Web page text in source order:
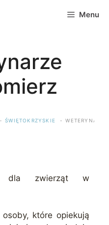
Menu
ŚWIĘTOKRZYSKIE
dla zwierząt w
które opiekują